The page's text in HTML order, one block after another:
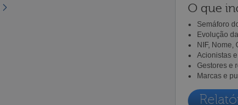
O que
Semáforo
Evolução
NIF, Nome,
Acionistas
Gestores e
Marcas e